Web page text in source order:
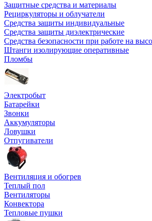
Защитные средства и материалы
Рециркуляторы и облучатели
Средства защиты индивидуальные
Средства защиты диэлектрические
Средства безопасности при работе на
Штанги изолирующие оперативные
Пломбы
Электробыт
Батарейки
Звонки
Аккумуляторы
Ловушки
Отпугиватели
Вентиляция и обогрев
Теплый пол
Вентиляторы
Конвектора
Тепловые пушки